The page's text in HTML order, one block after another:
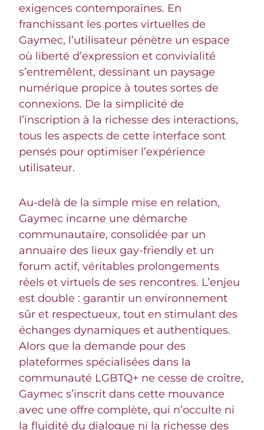
exigences contemporaines. En
franchissant les portes virtuelles de
Gaymec, l’utilisateur pénètre un espace
où liberté d’expression et convivialité
s’entremêlent, dessinant un paysage
numérique propice à toutes sortes de
connexions. De la simplicité de
l’inscription à la richesse des interactions,
tous les aspects de cette interface sont
pensés pour optimiser l’expérience
utilisateur.
Au-delà de la simple mise en relation,
Gaymec incarne une démarche
communautaire, consolidée par un
annuaire des lieux gay-friendly et un
forum actif, véritables prolongements
réels et virtuels de ses rencontres. L’enjeu
est double : garantir un environnement
sûr et respectueux, tout en stimulant des
échanges dynamiques et authentiques.
Alors que la demande pour des
plateformes spécialisées dans la
communauté LGBTQ+ ne cesse de croître,
Gaymec s’inscrit dans cette mouvance
avec une offre complète, qui n’occulte ni
la fluidité du dialogue ni la richesse des